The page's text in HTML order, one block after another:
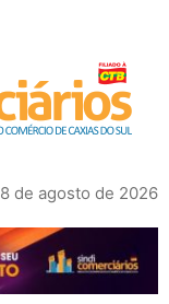
8 de agosto de 2026